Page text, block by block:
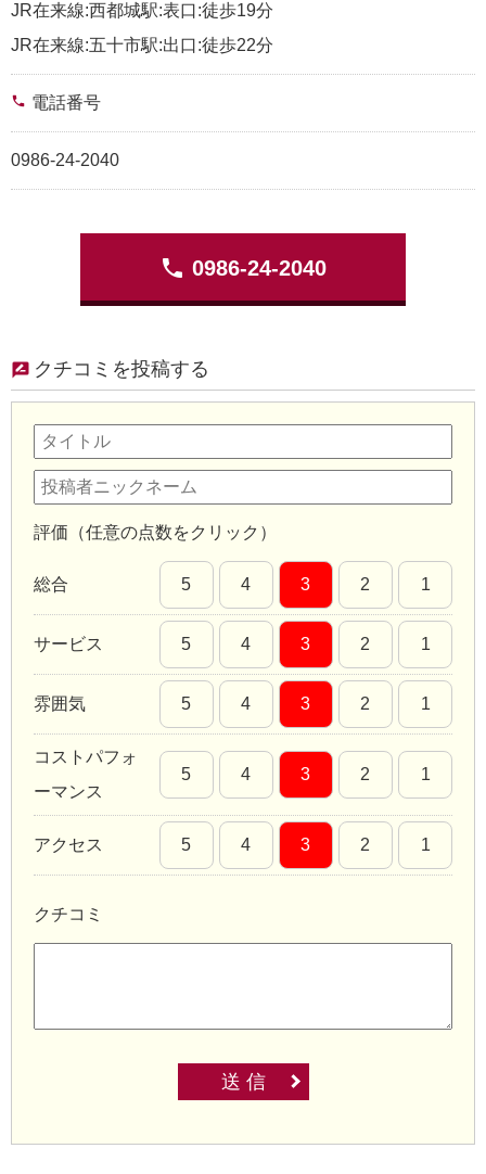
JR在来線:西都城駅:表口:徒歩19分
JR在来線:五十市駅:出口:徒歩22分
phone 電話番号
0986-24-2040
phone 0986-24-2040
クチコミを投稿する
評価（任意の点数をクリック）
総合 5 4 3 2 1
サービス 5 4 3 2 1
雰囲気 5 4 3 2 1
コストパフォ
ーマンス
5 4 3 2 1
アクセス 5 4 3 2 1
クチコミ
送 信